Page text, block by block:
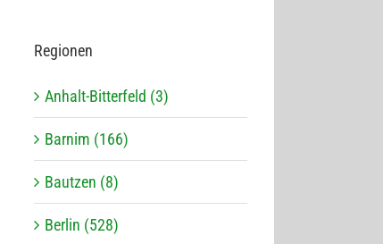
Regio­nen
Anhalt-Bitterfeld (3)
Barnim (166)
Bautzen (8)
Berlin (528)